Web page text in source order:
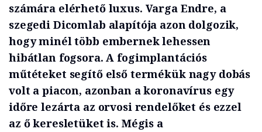
számára elérhető luxus. Varga Endre, a
szegedi Dicomlab alapítója azon dolgozik,
hogy minél több embernek lehessen
hibátlan fogsora. A fogimplantációs
műtéteket segítő első termékük nagy dobás
volt a piacon, azonban a koronavírus egy
időre lezárta az orvosi rendelőket és ezzel
az ő keresletüket is. Mégis a